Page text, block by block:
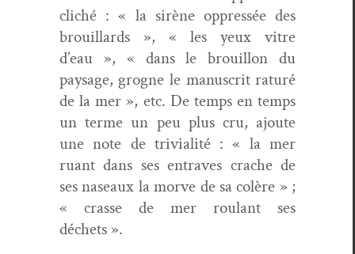
cliché : « la sirène oppressée des
brouil­lards », « les yeux vit­re
d’eau », « dans le brouil­lon du
paysage, grogne le man­u­scrit raturé
de la mer », etc. De temps en temps
un terme un peu plus cru, ajoute
une note de triv­i­al­ité : « la mer
ruant dans ses entrav­es crache de
ses naseaux la morve de sa colère » ;
« crasse de mer roulant ses
déchets ».